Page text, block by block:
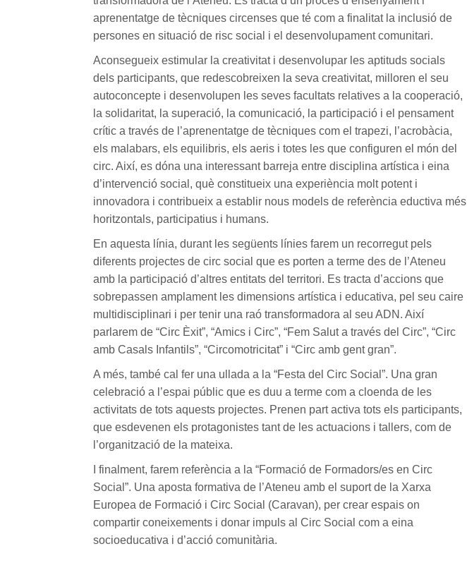
aprenentatge de tècniques circenses que té com a finalitat la inclusió de
persones en situació de risc social i el desenvolupament comunitari.
Aconsegueix estimular la creativitat i desenvolupar les aptituds socials
dels participants, que redescobreixen la seva creativitat, milloren el seu
autoconcepte i desenvolupen les seves facultats relatives a la cooperació,
la solidaritat, la superació, la comunicació, la participació i el pensament
crític a través de l’aprenentatge de tècniques com el trapezi, l’acrobàcia,
els malabars, els equilibris, els aeris i totes les que configuren el món del
circ. Així, es dóna una interessant barreja entre disciplina artística i eina
d’intervenció social, què constitueix una experiència molt potent i
innovadora i contribueix a establir nous models de referència eductiva més
horitzontals, participatius i humans.
En aquesta línia, durant les següents línies farem un recorregut pels
diferents projectes de circ social que es porten a terme des de l’Ateneu
amb la participació d’altres entitats del territori. Es tracta d’accions que
sobrepassen amplament les dimensions artística i educativa, pel seu caire
multidisciplinari i per tenir una raó transformadora al seu ADN. Així
parlarem de “Circ Èxit”, “Amics i Circ”, “Fem Salut a través del Circ”, “Circ
amb Casals Infantils”, “Circomotricitat” i “Circ amb gent gran”.
A més, també cal fer una ullada a la “Festa del Circ Social”. Una gran
celebració a l’espai públic que es duu a terme com a cloenda de les
activitats de tots aquests projectes. Prenen part activa tots els participants,
que esdevenen els protagonistes tant de les actuacions i tallers, com de
l’organització de la mateixa.
I finalment, farem referència a la “Formació de Formadors/es en Circ
Social”. Una aposta formativa de l’Ateneu amb el suport de la Xarxa
Europea de Formació i Circ Social (Caravan), per crear espais on
compartir coneixements i donar impuls al Circ Social com a eina
socioeducativa i d’acció comunitària.